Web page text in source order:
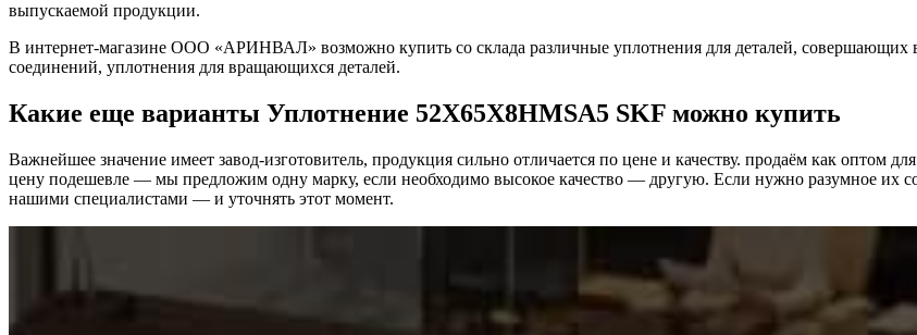
выпускаемой продукции.
В интернет-магазине ООО «АРИНВАЛ» возможно купить со склада различные уплотнения для деталей, совершающих
соединений, уплотнения для вращающихся деталей.
Какие еще варианты Уплотнение 52X65X8HMSA5 SKF можно купить
Важнейшее значение имеет завод-изготовитель, продукция сильно отличается по цене и качеству. продаём как оптом
цену подешевле — мы предложим одну марку, если необходимо высокое качество — другую. Если нужно разумное их
нашими специалистами — и уточнять этот момент.